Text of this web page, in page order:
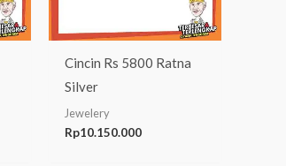
Cincin Rs 5800 Ratna
Silver
Jewelery
Rp10.150.000